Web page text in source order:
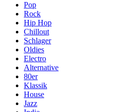
Pop
Rock
Hip Hop
Chillout
Schlager
Oldies
Electro
Alternative
80er
Klassik
House
Jazz